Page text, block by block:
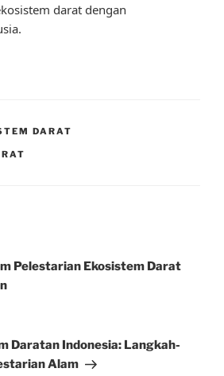
darat dengan
DARAT
Pelestarian Ekosistem Darat
Daratan Indonesia: Langkah-
Alam